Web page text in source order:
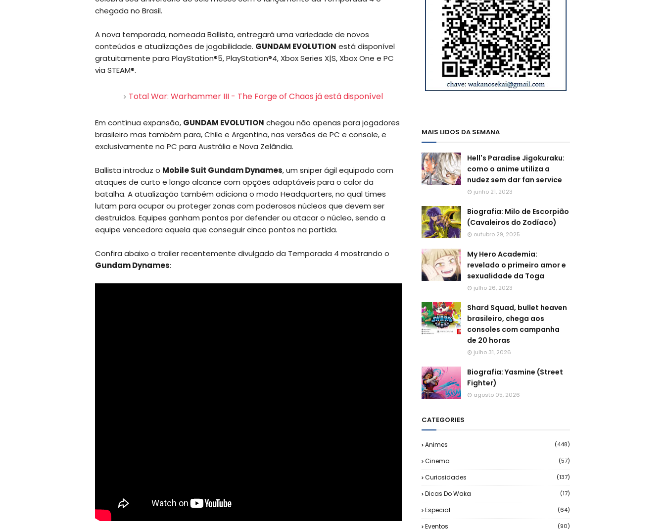
chegada no Brasil.
A nova temporada, nomeada Ballista, entregará uma variedade de novos
conteúdos e atualizações de jogabilidade. GUNDAM EVOLUTION está disponível
gratuitamente para PlayStation®5, PlayStation®4, Xbox Series X|S, Xbox One e PC
via STEAM®.
Total War: Warhammer III - The Forge of Chaos já está disponível
Em contínua expansão, GUNDAM EVOLUTION chegou não apenas para jogadores
brasileiro mas também para, Chile e Argentina, nas versões de PC e console, e
exclusivamente no PC para Austrália e Nova Zelândia.
Ballista introduz o Mobile Suit Gundam Dynames, um sniper ágil equipado com
ataques de curto e longo alcance com opções adaptáveis para o calor da
batalha. A atualização também adiciona o modo Headquarters, no qual times
lutam para ocupar ou proteger zonas com poderosos núcleos que devem ser
destruídos. Equipes ganham pontos por defender ou atacar o núcleo, sendo a
equipe vencedora aquela que conseguir cinco pontos na partida.
Confira abaixo o trailer recentemente divulgado da Temporada 4 mostrando o
Gundam Dynames:
MAIS LIDOS DA SEMANA
Hell's Paradise Jigokuraku:
como o anime utiliza a
nudez sem dar fan service
junho 21, 2023
Biografia: Milo de Escorpião
(Cavaleiros do Zodíaco)
outubro 29, 2025
My Hero Academia:
revelado o primeiro amor e
sexualidade da Toga
julho 26, 2023
Shard Squad, bullet heaven
brasileiro, chega aos
consoles com campanha
de 20 horas
julho 31, 2026
Biografia: Yasmine (Street
Fighter)
agosto 05, 2026
CATEGORIES
Animes (448)
Cinema (57)
Curiosidades (137)
Dicas Do Waka (17)
Especial (64)
Eventos (90)